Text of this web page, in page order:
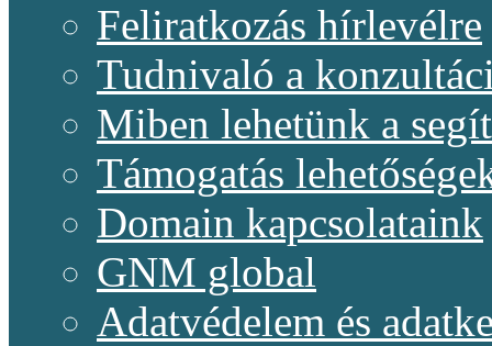
Feliratkozás hírlevélre
Tudnivaló a
Miben lehetünk a
Támogatás
Domain kapcsolataink
GNM global
Adatvédelem és